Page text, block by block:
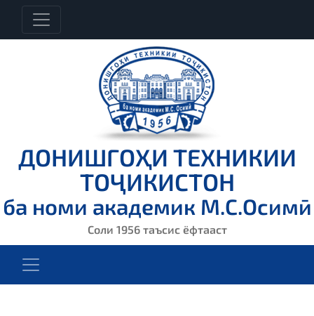
ДОНИШГОҲИ ТЕХНИКИИ
ТОҶИКИСТОН
ба номи академик М.С.Осимӣ
Соли 1956 таъсис ёфтааст